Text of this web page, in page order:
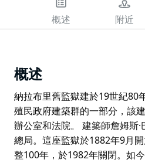
概述 附近
概述
納拉布里舊監獄建於19世紀80
殖民政府建築群的一部分，該
辦公室和法院。 建築師詹姆斯
總局。這座監獄於1882年9月
整100年，於1982年關閉。如